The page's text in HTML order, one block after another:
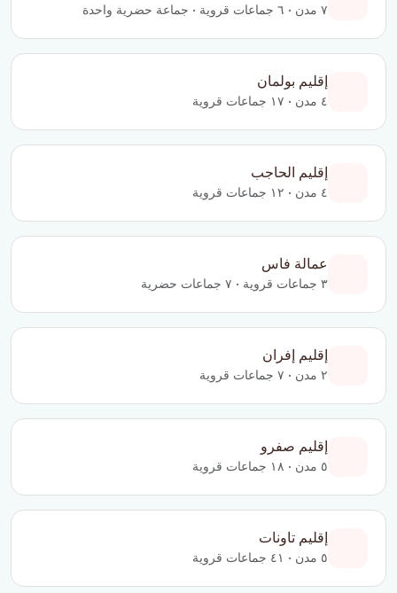
٧ مدن • ٦ جماعات قروية • جماعة حضرية واحدة
إقليم بولمان
٤ مدن • ١٧ جماعات قروية
إقليم الحاجب
٤ مدن • ١٢ جماعات قروية
عمالة فاس
٣ جماعات قروية • ٧ جماعات حضرية
إقليم إفران
٢ مدن • ٧ جماعات قروية
إقليم صفرو
٥ مدن • ١٨ جماعات قروية
إقليم تاونات
٥ مدن • ٤١ جماعات قروية